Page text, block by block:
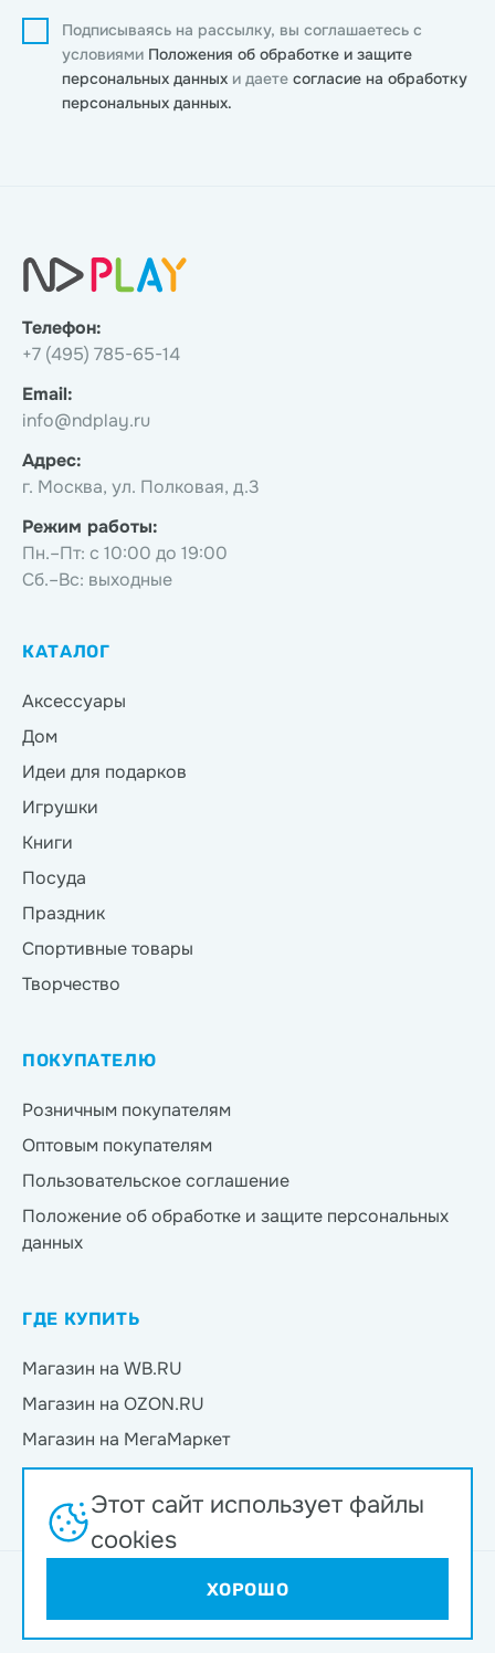
Подписываясь на рассылку, вы соглашаетесь с
условиями Положения об обработке и защите
персональных данных и даете согласие на обработку
персональных данных.
Телефон:
+7 (495) 785-65-14
Email:
info@ndplay.ru
Адрес:
г. Москва, ул. Полковая, д.3
Режим работы:
Пн.–Пт: с 10:00 до 19:00
Сб.–Вс: выходные
КАТАЛОГ
Аксессуары
Дом
Идеи для подарков
Игрушки
Книги
Посуда
Праздник
Спортивные товары
Творчество
ПОКУПАТЕЛЮ
Розничным покупателям
Оптовым покупателям
Пользовательское соглашение
Положение об обработке и защите персональных
данных
ГДЕ КУПИТЬ
Магазин на WB.RU
Магазин на OZON.RU
Магазин на МегаМаркет
Магазин на Яндекс.Маркет
Магазин на Магнит Маркет
Интернет-магазин ND Play © 2026
Этот сайт использует файлы
cookies
ХОРОШО